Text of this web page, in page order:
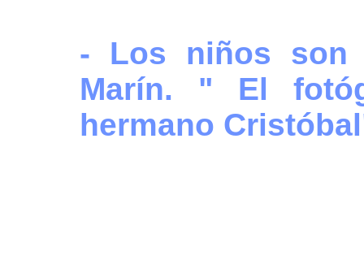
- Los niños son
Marín. " El
hermano